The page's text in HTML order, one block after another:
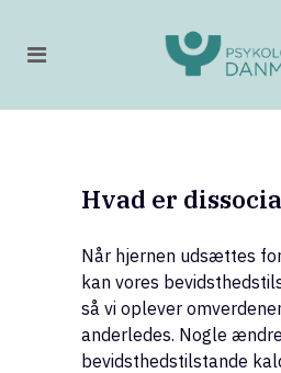
Hvad er
Når hjernen udsættes
kan vores
så vi oplever
anderledes. Nogle
bevidsthedstilstande